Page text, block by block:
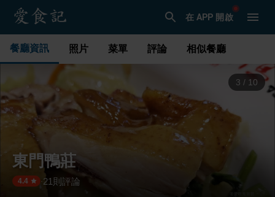
在 APP 開啟
餐廳資訊 照片 菜單 評論 相似餐廳
3 / 10
東門鴨莊
4.4 ·21 則評論